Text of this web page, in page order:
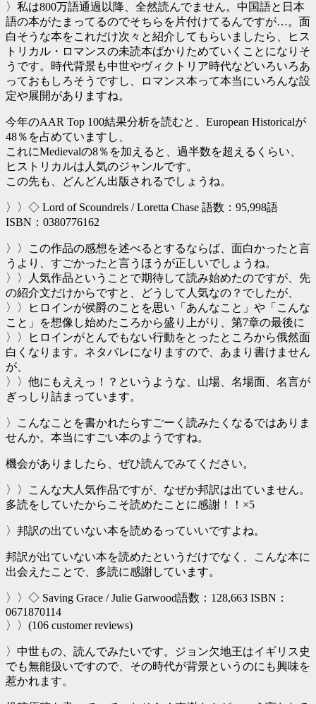
〉私は800万語通過以降、全然読んでません。中国語と日本
語の本がたまってるのでそちらを片付けてるんですが…。面
白そうな本をこれだけ次々と紹介してもらいましたら、ヒス
トリカル・ロマンスの未読本ばかりためていくことになりそ
うです。時代背景も中世やヴィクトリア時代などいろいろあ
っておもしろそうですし、ロマンス本って本当にいろんな設
定や展開がありますね。
今年のAAR Top 100結果分析を読むと、European Historicalが
48％を占めていますし、
これにMedievalの8％を加えると、過半数を超えるくらい、
ヒストリカルは人気のジャンルです。
この先も、どんどん出版されるでしょうね。
〉〉◇ Lord of Scoundrels / Loretta Chase 語数：95,998語
ISBN：0380776162
〉〉この作品の感想を述べるとするならば、面白かったと言
うより、すごかったと言うほうが正しいでしょうね。
〉〉人気作品ということで期待して読み始めたのですが、先
の紹介文だけからですと、どうして人気なの？でしたが、
〉〉ヒロインが侯爵のことを思い「あんなこと」や「こんな
こと」を想像し始めたころから盛り上がり、第7章の最後に
〉〉ヒロインがとんでもない行動をとったところから俄然面
白くなります。ネタバレになりますので、あまり書けません
が、
〉〉他にもええっ！？というような、山場、名場面、名言が
ぎっしり詰まっています。
〉こんなことを書かれたらすごーく読みたくなるではありま
せんか。本当にすごい本のようですね。
機会がありましたら、ぜひ読んでみてください。
〉〉こんな大人気作品ですが、なぜか邦訳は出ていません。
多読をしていたからこそ読めたことに感謝！！×5
〉邦訳の出ていない本を読めるっていいですよね。
邦訳が出ていない本を読めたというだけでなく、こんな本に
出会えたことで、多読に感謝しています。
〉〉◇ Saving Grace / Julie Garwood語数：128,663 ISBN：
0671870114
〉〉(106 customer reviews)
〉中世もの、読んでみたいです。ジョン欠地王はイギリス史
でも無能扱いですので、その時代が背景というのにも興味を
惹かれます。